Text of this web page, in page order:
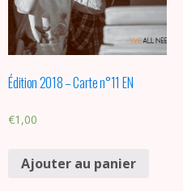
Édition 2018 – Carte n°11 EN
€1,00
Ajouter au panier